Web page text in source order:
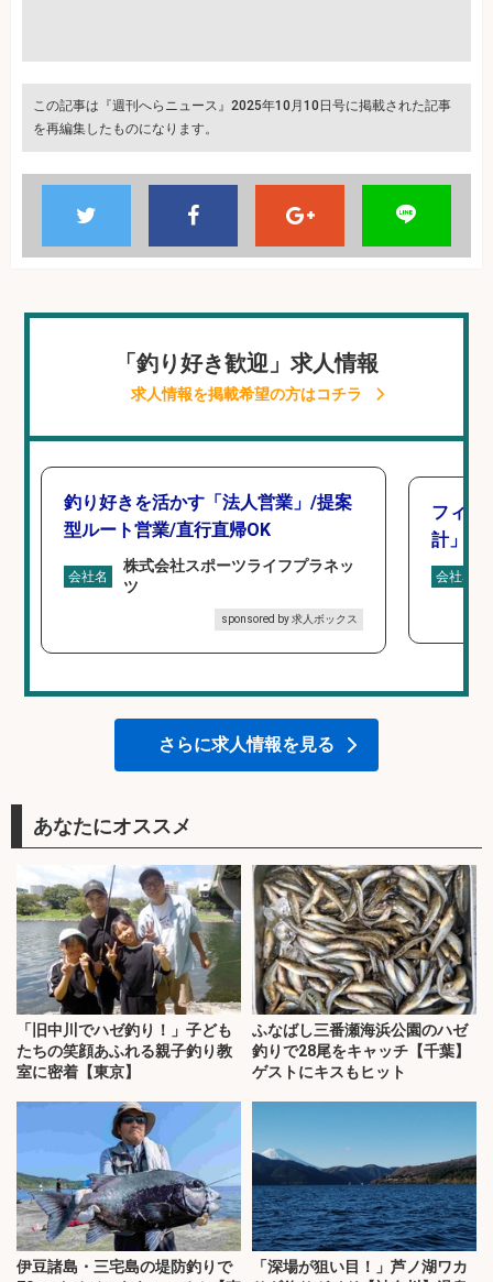
この記事は『週刊へらニュース』2025年10月10日号に掲載された記事
を再編集したものになります。
「釣り好き歓迎」求人情報
求人情報を掲載希望の方はコチラ
釣り好きを活かす「法人営業」/提案
型ルート営業/直行直帰OK
会社名
株式会社スポーツライフプラネッ
ツ
sponsored by 求人ボックス
フィッ
計」
会社名
さらに求人情報を見る
あなたにオススメ
「旧中川でハゼ釣り！」子ども
たちの笑顔あふれる親子釣り教
室に密着【東京】
ふなばし三番瀬海浜公園のハゼ
釣りで28尾をキャッチ【千葉】
ゲストにキスもヒット
伊豆諸島・三宅島の堤防釣りで
「深場が狙い目！」芦ノ湖ワカ